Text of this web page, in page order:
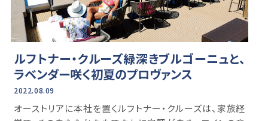
ルフトナー・クルーズ緑深きブルゴーニュと、
ラベンダー咲く初夏のプロヴァンス
2022.08.09
オーストリアに本社を置くルフトナー・クルーズは、家族経